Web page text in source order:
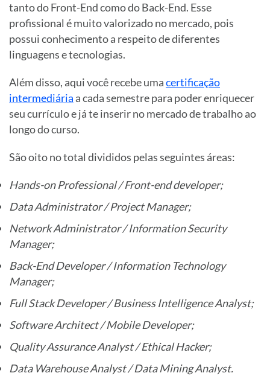
tanto do Front-End como do Back-End. Esse
profissional é muito valorizado no mercado, pois
possui conhecimento a respeito de diferentes
linguagens e tecnologias.
Além disso, aqui você recebe umacertificação
intermediária a cada semestre para poder enriquecer
seu currículo e já te inserir no mercado de trabalho ao
longo do curso.
São oito no total divididos pelas seguintes áreas:
Hands-on Professional / Front-end developer;
Data Administrator / Project Manager;
Network Administrator / Information Security
Manager;
Back-End Developer / Information Technology
Manager;
Full Stack Developer / Business Intelligence Analyst;
Software Architect / Mobile Developer;
Quality Assurance Analyst / Ethical Hacker;
Data Warehouse Analyst / Data Mining Analyst.